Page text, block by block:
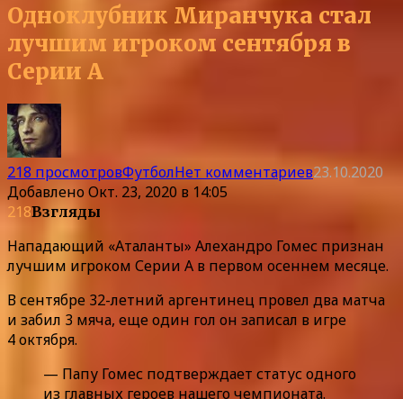
Одноклубник Миранчука стал
лучшим игроком сентября в
Серии А
218 просмотровФутболНет комментариев23.10.2020
ДобавленоОкт. 23, 2020 в 14:05
218Взгляды
Нападающий «Аталанты» Алехандро Гомес признан
лучшим игроком Серии А в первом осеннем месяце.
В сентябре 32-летний аргентинец провел два матча
и забил 3 мяча, еще один гол он записал в игре
4 октября.
— Папу Гомес подтверждает статус одного
из главных героев нашего чемпионата.